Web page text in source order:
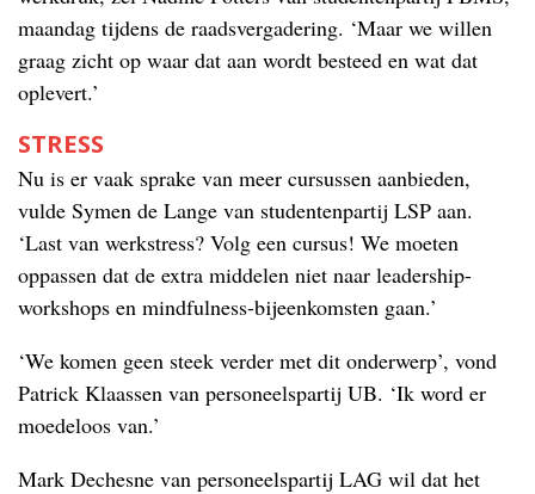
maandag tijdens de raadsvergadering. ‘Maar we willen
graag zicht op waar dat aan wordt besteed en wat dat
oplevert.’
STRESS
Nu is er vaak sprake van meer cursussen aanbieden,
vulde Symen de Lange van studentenpartij LSP aan.
‘Last van werkstress? Volg een cursus! We moeten
oppassen dat de extra middelen niet naar leadership-
workshops en mindfulness-bijeenkomsten gaan.’
‘We komen geen steek verder met dit onderwerp’, vond
Patrick Klaassen van personeelspartij UB. ‘Ik word er
moedeloos van.’
Mark Dechesne van personeelspartij LAG wil dat het